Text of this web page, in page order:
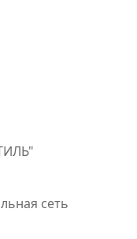
сеть